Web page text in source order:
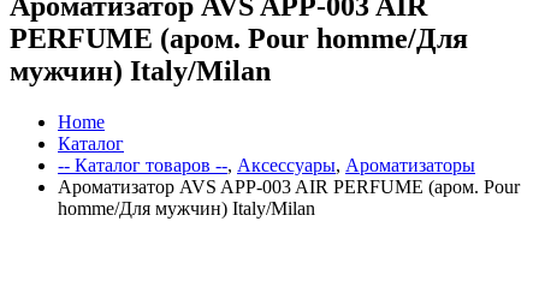
PERFUME (аром. Pour homme/Для
мужчин) Italy/Milan
Home
Каталог
-- Каталог товаров --, Аксессуары, Ароматизаторы
Ароматизатор AVS APP-003 AIR PERFUME (аром. Pour
homme/Для мужчин) Italy/Milan